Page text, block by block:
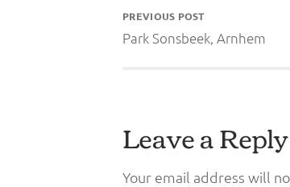
PREVIOUS POST
Park Sonsbeek, Arnhem
Leave a Reply
Your email address will